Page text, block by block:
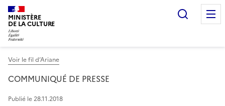
MINISTÈRE
DE LA CULTURE
Voir le fil d’Ariane
COMMUNIQUÉ DE PRESSE
Publié le 28.11.2018